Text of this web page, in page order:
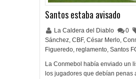
Santos estaba avisado
La Caldera del Diablo 0
Sánchez, CBF, César Merlo,
Figueredo, reglamento, Santos
La Conmebol había enviado un
los jugadores que debían penas